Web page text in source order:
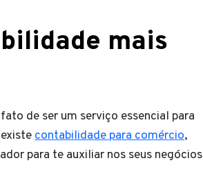
mais
de ser um serviço essencial para
contabilidade para comércio,
para te auxiliar nos seus negócios